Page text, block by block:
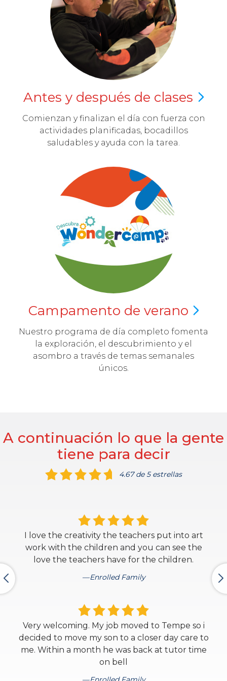
Antes y después de clases
Comienzan y finalizan el día con fuerza con
actividades planificadas, bocadillos
saludables y ayuda con la tarea.
Campamento de verano
Nuestro programa de día completo fomenta
la exploración, el descubrimiento y el
asombro a través de temas semanales
únicos.
A continuación lo que la gente
tiene para decir
4.67 de 5 estrellas
I love the creativity the teachers put into art
work with the children and you can see the
love the teachers have for the children.
Enrolled Family
Very welcoming. My job moved to Tempe so i
decided to move my son to a closer day care to
me. Within a month he was back at tutor time
on bell